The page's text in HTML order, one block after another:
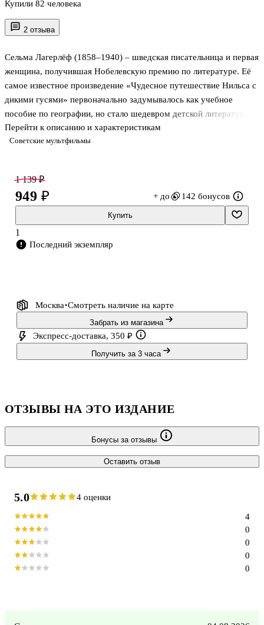
2 отзыва
Советские мультфильмы
Сельма Лагерлёф (1858–1940) – шведская писательница и первая
женщина, получившая Нобелевскую премию по литературе. Её
самое известное произведение «Чудесное путешествие Нильса с
дикими гусями» первоначально задумывалось как учебное
пособие по географии, но стало шедевром детской литературы.
Заколдованный мальчик Нильс вместе с гусём Мартином
приключения. Справляясь с разными трудностями и помогая
друзьям, Нильс учится ценить дружбу, сопереживать и
заботиться об окружающих.
Серия «Классная классика» включает произведения
Перейти к описанию и характеристикам
Купили 82 человека
1 139 ₽
949 ₽ + до 142 бонусов
Купить
1
Последний экземпляр
Москва Смотреть наличие на карте
Забрать из магазина
Экспресс-доставка, 350 ₽
Получить за 3 часа
ОТЗЫВЫ НА ЭТО ИЗДАНИЕ
Бонусы за отзывы
Оставить отзыв
5.0 4 оценки
0
0
0
0
4